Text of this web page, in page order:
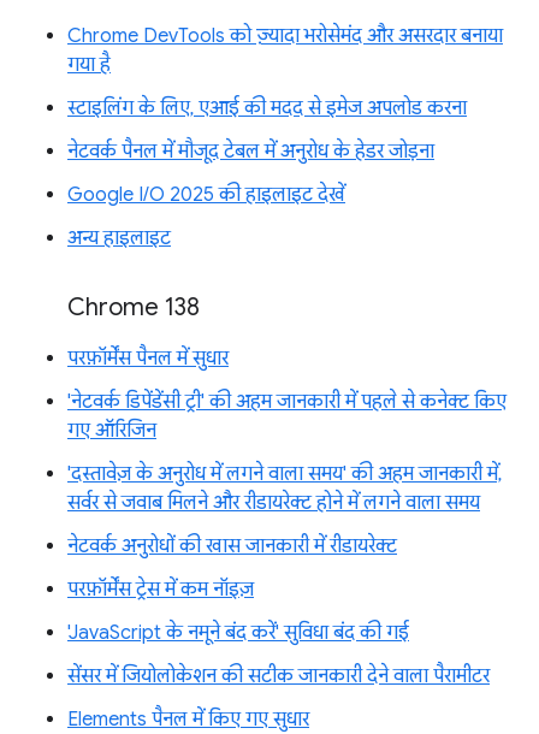
Chrome DevTools को ज़्यादा भरोसेमंद और असरदार बनाया
गया है
स्टाइलिंग के लिए, एआई की मदद से इमेज अपलोड करना
नेटवर्क पैनल में मौजूद टेबल में अनुरोध के हेडर जोड़ना
Google I/O 2025 की हाइलाइट देखें
अन्य हाइलाइट
Chrome 138
परफ़ॉर्मेंस पैनल में सुधार
'नेटवर्क डिपेंडेंसी ट्री' की अहम जानकारी में पहले से कनेक्ट किए
गए ऑरिजिन
'दस्तावेज़ के अनुरोध में लगने वाला समय' की अहम जानकारी में,
सर्वर से जवाब मिलने और रीडायरेक्ट होने में लगने वाला समय
नेटवर्क अनुरोधों की खास जानकारी में रीडायरेक्ट
परफ़ॉर्मेंस ट्रेस में कम नॉइज़
'JavaScript के नमूने बंद करें' सुविधा बंद की गई
सेंसर में जियोलोकेशन की सटीक जानकारी देने वाला पैरामीटर
Elements पैनल में किए गए सुधार